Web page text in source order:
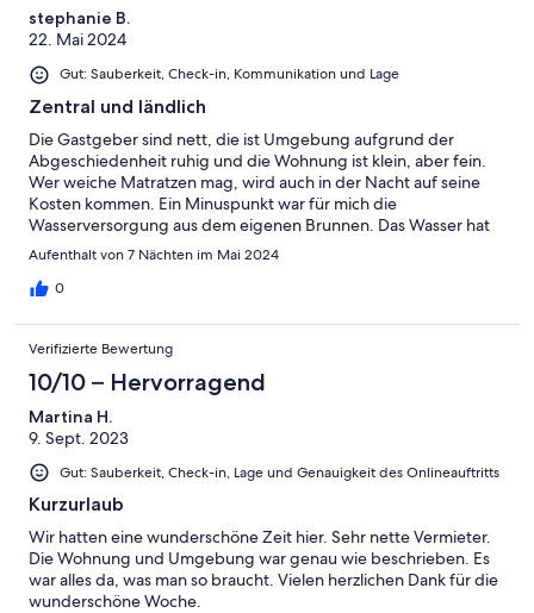
stephanie B.
22. Mai 2024
Gut: Sauberkeit, Check-in, Kommunikation und Lage
Zentral und ländlich
Die Gastgeber sind nett, die ist Umgebung aufgrund der
Abgeschiedenheit ruhig und die Wohnung ist klein, aber fein.
Wer weiche Matratzen mag, wird auch in der Nacht auf seine
Kosten kommen. Ein Minuspunkt war für mich die
Wasserversorgung aus dem eigenen Brunnen. Das Wasser hat
einen eigentümlichen Geruch und muss abgekocht werden,
ich mich vorab gefreut.
Aufenthalt von 7 Nächten im Mai 2024
0
Verifizierte Bewertung
10/10 – Hervorragend
Martina H.
9. Sept. 2023
Gut: Sauberkeit, Check-in, Lage und Genauigkeit des Onlineauftritts
Kurzurlaub
Wir hatten eine wunderschöne Zeit hier. Sehr nette Vermieter.
Die Wohnung und Umgebung war genau wie beschrieben. Es
war alles da, was man so braucht. Vielen herzlichen Dank für die
wunderschöne Woche.